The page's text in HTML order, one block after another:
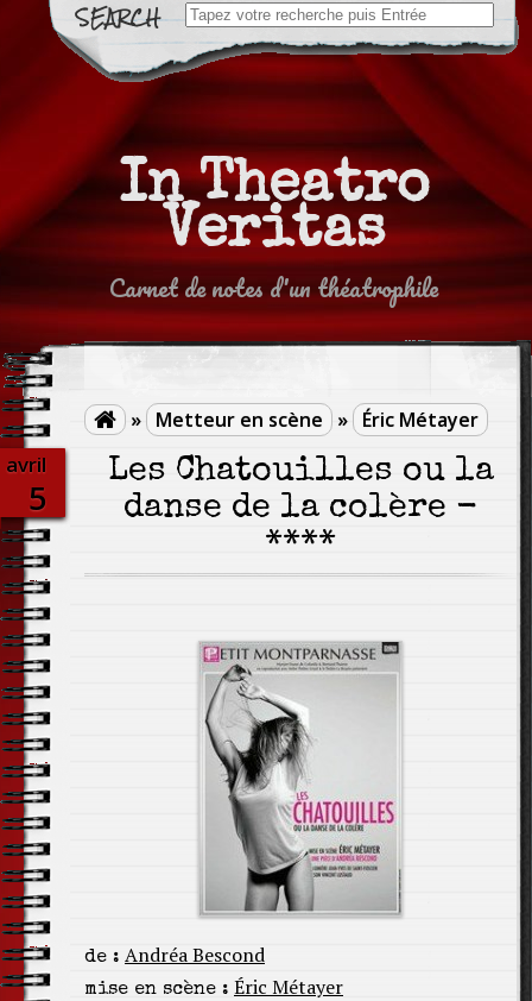
Search
for:
In Theatro
Veritas
Carnet de notes d'un théatrophile
 » Metteur en scène » Éric Métayer
avril
5
Les Chatouilles ou la
danse de la colère -
****
de : Andréa Bescond
mise en scène : Éric Métayer